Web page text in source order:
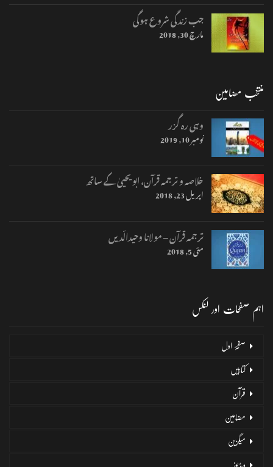
جب زندگی شروع ہوگی
مارچ 30, 2018
منتخب مضامین
وہی رہ گزر
نومبر 10, 2019
خلاصہ و ترجمہ قرآن، ابو یحییٰ کے ساتھ
اپریل 23, 2018
ترجمہ قرآن – مولانا وحیدالّدیں
مئی 5, 2018
اہم صفحات اور لنکس
صفحۂ اول
کتابیں
قرآن
مضامین
میگزین
ویڈیوز